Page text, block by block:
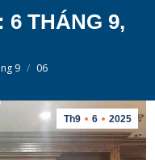
6 THÁNG 9,
9 06
Th9 6 2025